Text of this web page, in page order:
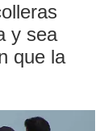
y sea
que la